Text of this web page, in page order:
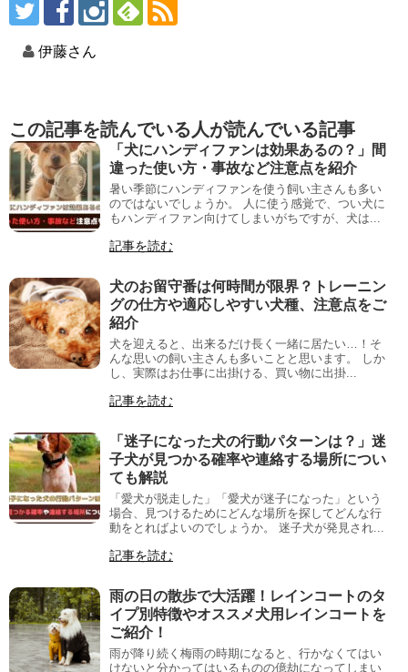
伊藤さん
この記事を読んでいる人が読んでいる記事
「犬にハンディファンは効果あるの？」間
違った使い方・事故など注意点を紹介
暑い季節にハンディファンを使う飼い主さんも多い
のではないでしょうか。 人に使う感覚で、つい犬に
もハンディファン向けてしまいがちですが、犬は...
記事を読む
犬のお留守番は何時間が限界？トレーニン
グの仕方や適応しやすい犬種、注意点をご
紹介
犬を迎えると、出来るだけ長く一緒に居たい…！そ
んな思いの飼い主さんも多いことと思います。 しか
し、実際はお仕事に出掛ける、買い物に出掛...
記事を読む
「迷子になった犬の行動パターンは？」迷
子犬が見つかる確率や連絡する場所につい
ても解説
「愛犬が脱走した」「愛犬が迷子になった」という
場合、見つけるためにどんな場所を探してどんな行
動をとればよいのでしょうか。 迷子犬が発見され...
記事を読む
雨の日の散歩で大活躍！レインコートのタ
イプ別特徴やオススメ犬用レインコートを
ご紹介！
雨が降り続く梅雨の時期になると、行かなくてはい
けないと分かってはいるものの億劫になってしまい